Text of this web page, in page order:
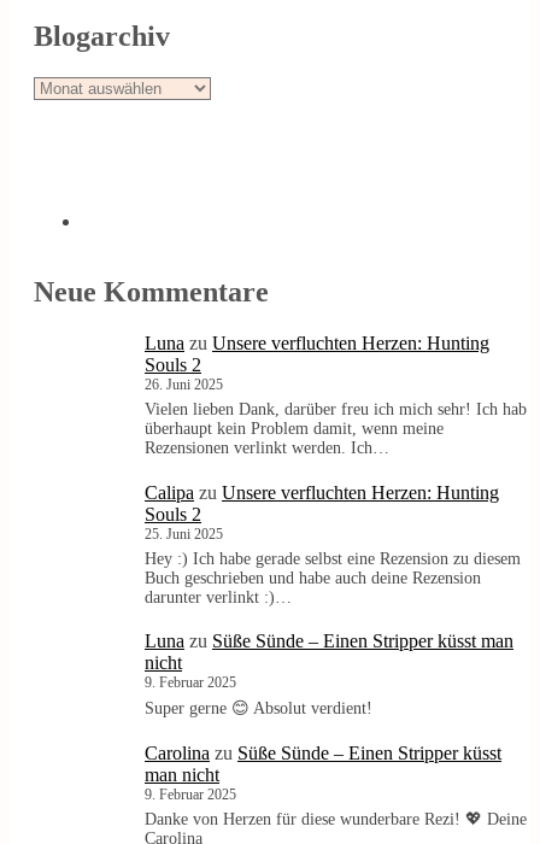
Blogarchiv
Blogarchiv
Neue Kommentare
Luna zu Unsere verfluchten Herzen: Hunting
Souls 2
26. Juni 2025
Vielen lieben Dank, darüber freu ich mich sehr! Ich hab
überhaupt kein Problem damit, wenn meine
Rezensionen verlinkt werden. Ich…
Calipa zu Unsere verfluchten Herzen: Hunting
Souls 2
25. Juni 2025
Hey :) Ich habe gerade selbst eine Rezension zu diesem
Buch geschrieben und habe auch deine Rezension
darunter verlinkt :)…
Luna zu Süße Sünde – Einen Stripper küsst man
nicht
9. Februar 2025
Super gerne 😊 Absolut verdient!
Carolina zu Süße Sünde – Einen Stripper küsst
man nicht
9. Februar 2025
Danke von Herzen für diese wunderbare Rezi! 💖 Deine
Carolina